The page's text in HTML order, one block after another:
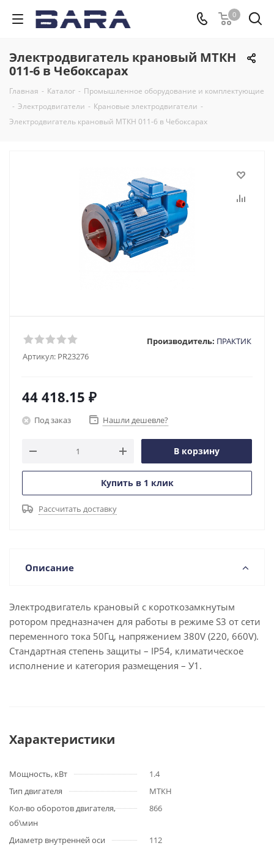
0
Электродвигатель крановый МТКН
011-6 в Чебоксарах
Главная - Каталог - Промышленное оборудование и комплектующие
- Электродвигатели - Крановые электродвигатели -
Электродвигатель крановый МТКН 011-6 в Чебоксарах
Артикул: PR23276
Производитель: ПРАКТИК
44 418.15 ₽
Под заказ Нашли дешевле?
В корзину
Купить в 1 клик
Рассчитать доставку
Описание
Электродвигатель крановый с короткозамкнутым
ротором предназначен для работы в режиме S3 от сети
переменного тока 50Гц, напряжением 380V (220, 660V).
Стандартная степень защиты – IP54, климатическое
исполнение и категория размещения – У1.
Характеристики
Мощность, кВт
1.4
Тип двигателя
МТКН
Кол-во оборотов двигателя,
об\мин
866
Диаметр внутренней оси
112